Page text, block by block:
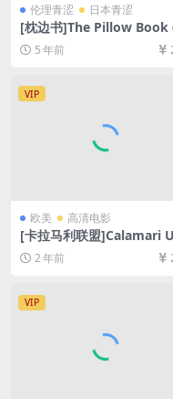
伦理青涩 日本青涩
[枕边书]The Pillow Book
96)[百度网盘+迅雷云盘资
080P超清未删减][MP4/
观看，请下载防和谐压缩包
（含解压密码）】
5 年前
VIP
欧美 高清电影
[卡拉马利联盟]Calamari
on (1985)[百度网盘+夸克
盘1080P超清未删减资源][
盘在线播放/下载][MP4/
B][中文字幕]
2 年前
VIP